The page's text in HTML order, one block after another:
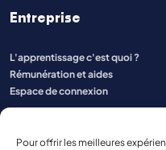
Pour offrir les meilleures
Entreprise
L'apprentissage c'est quoi ?
Rémunération et aides
Espace de connexion